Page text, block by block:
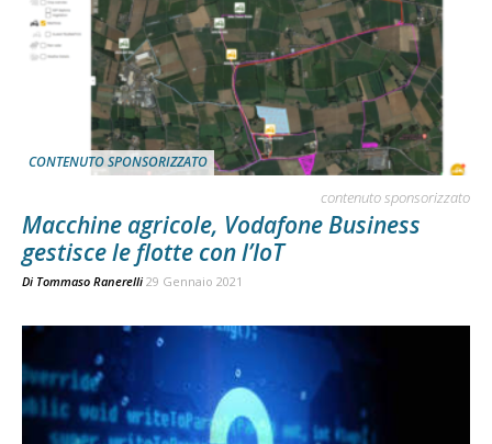
CONTENUTO SPONSORIZZATO
contenuto sponsorizzato
Macchine agricole, Vodafone Business
gestisce le flotte con l’IoT
Di Tommaso Ranerelli 29 Gennaio 2021